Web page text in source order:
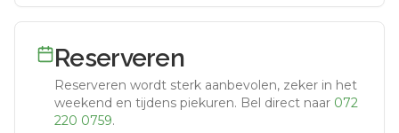
Reserveren
Reserveren wordt sterk aanbevolen, zeker in het
weekend en tijdens piekuren. Bel direct naar 072
220 0759.